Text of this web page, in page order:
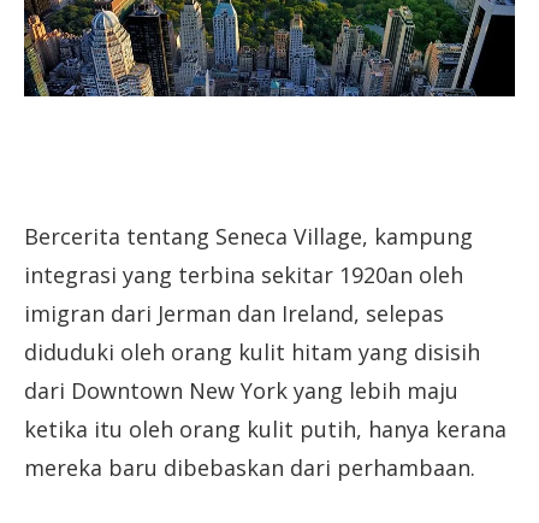
Bercerita tentang Seneca Village, kampung
integrasi yang terbina sekitar 1920an oleh
imigran dari Jerman dan Ireland, selepas
diduduki oleh orang kulit hitam yang disisih
dari Downtown New York yang lebih maju
ketika itu oleh orang kulit putih, hanya kerana
mereka baru dibebaskan dari perhambaan.